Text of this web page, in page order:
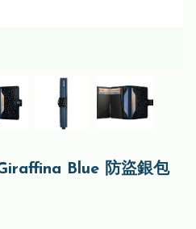
Blue 防盜銀包